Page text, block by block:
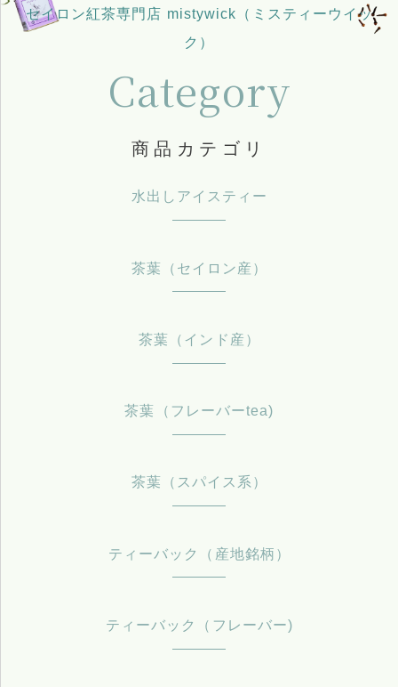
セイロン紅茶専門店 mistywick（ミスティーウイッ
ク）
Category
商品カテゴリ
水出しアイスティー
茶葉（セイロン産）
茶葉（インド産）
茶葉（フレーバーtea)
茶葉（スパイス系）
ティーバック（産地銘柄）
ティーバック（フレーバー)